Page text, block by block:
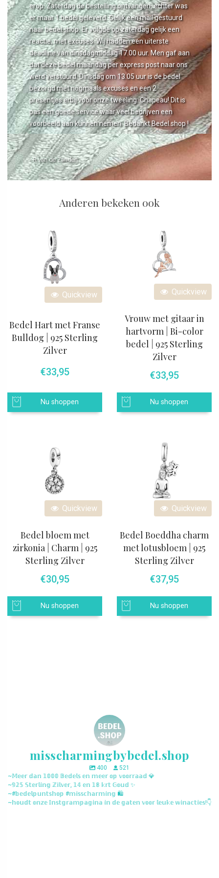
erop. Zaterdag de bestelling ontvangen, echter was
er maar 1 bedel geleverd. Gelijk een mail gestuurd
naar bedel.shop. Er volgde op zaterdag gelijk een
reactie, met excuses. Wij hadden een uiterste
deadline van dinsdagmiddag 17.00 uur. Men gaf aan
dat deze bedel maandag per express post naar ons
werd verstuurd. Dinsdag om 13.05 uur is de bedel
bezorgd met nogmaals excuses en een 2
presentjes erbij voor onze tweeling. Chapeau! Dit is
pas een goede service waar veel bedrijven een
voorbeeld aan kunnen nemen. Bedankt Bedel.shop !
- R van de Zanden
Anderen bekeken ook
Quickview
Bedel Hart met Franse
Bulldog | 925 Sterling
Zilver
€33,95
Nu shoppen
Quickview
Vrouw met gitaar in
hartvorm | Bi-color
bedel | 925 Sterling
Zilver
€33,95
Nu shoppen
Quickview
Bedel bloem met
zirkonia | Charm | 925
Sterling Zilver
€30,95
Nu shoppen
Quickview
Bedel Boeddha charm
met lotusbloem | 925
Sterling Zilver
€37,95
Nu shoppen
misscharmingbybedel.shop
400
521
~𝕄𝕖𝕖𝕣 𝕕𝕒𝕟 𝟙𝟘𝟘𝟘 𝔹𝕖𝕕𝕖𝕝𝕤 𝕖𝕟 𝕞𝕖𝕖𝕣 𝕠𝕡 𝕧𝕠𝕠𝕣𝕣𝕒𝕒𝕕 💎
~𝟡𝟚𝟝 𝕊𝕥𝕖𝕣𝕝𝕚𝕟𝕘 ℤ𝕚𝕝𝕧𝕖𝕣, 𝟙𝟜 𝕖𝕟 𝟙𝟠 𝕜𝕣𝕥 𝔾𝕠𝕦𝕕 ✨
~#𝕓𝕖𝕕𝕖𝕝𝕡𝕦𝕟𝕥𝕤𝕙𝕠𝕡 #𝕞𝕚𝕤𝕤𝕔𝕙𝕒𝕣𝕞𝕚𝕟𝕘 🛍️
~𝕙𝕠𝕦𝕕𝕥 𝕠𝕟𝕫𝕖 𝕀𝕟𝕤𝕥𝕘𝕣𝕒𝕞𝕡𝕒𝕘𝕚𝕟𝕒 𝕚𝕟 𝕕𝕖 𝕘𝕒𝕥𝕖𝕟 𝕧𝕠𝕠𝕣 𝕝𝕖𝕦𝕜𝕖 𝕨𝕚𝕟𝕒𝕔𝕥𝕚𝕖𝕤!👇